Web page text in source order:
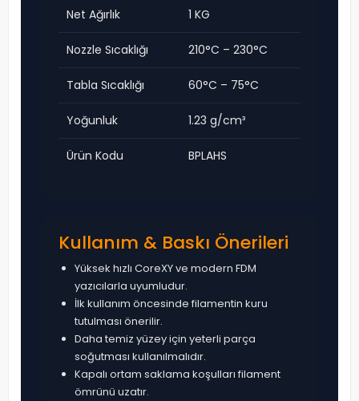
Net Ağırlık 1 KG
Nozzle Sıcaklığı 210°C – 230°C
Tabla Sıcaklığı 60°C – 75°C
Yoğunluk 1.23 g/cm³
Ürün Kodu BPLAHS
Kullanım & Baskı Önerileri
Yüksek hızlı CoreXY ve modern FDM
yazıcılarla uyumludur.
İlk kullanım öncesinde filamentin kuru
tutulması önerilir.
Daha temiz yüzey için yeterli parça
soğutması kullanılmalıdır.
Kapalı ortam saklama koşulları filament
ömrünü uzatır.